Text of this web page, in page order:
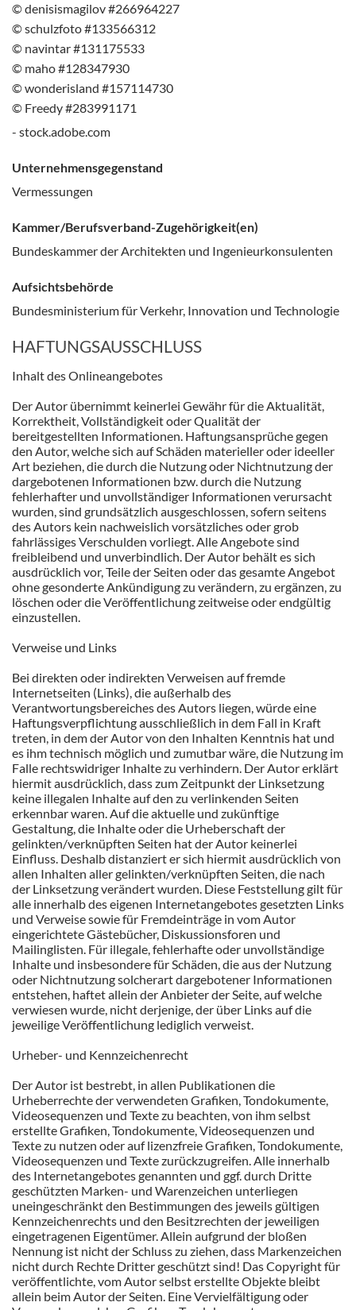
© denisismagilov #266964227
© schulzfoto #133566312
© navintar #131175533
© maho #128347930
© wonderisland #157114730
© Freedy #283991171
- stock.adobe.com
Unternehmensgegenstand
Vermessungen
Kammer/Berufsverband-Zugehörigkeit(en)
Bundeskammer der Architekten und Ingenieurkonsulenten
Aufsichtsbehörde
Bundesministerium für Verkehr, Innovation und Technologie
HAFTUNGSAUSSCHLUSS
Inhalt des Onlineangebotes
Der Autor übernimmt keinerlei Gewähr für die Aktualität,
Korrektheit, Vollständigkeit oder Qualität der
bereitgestellten Informationen. Haftungsansprüche gegen
den Autor, welche sich auf Schäden materieller oder ideeller
Art beziehen, die durch die Nutzung oder Nichtnutzung der
dargebotenen Informationen bzw. durch die Nutzung
fehlerhafter und unvollständiger Informationen verursacht
wurden, sind grundsätzlich ausgeschlossen, sofern seitens
des Autors kein nachweislich vorsätzliches oder grob
fahrlässiges Verschulden vorliegt. Alle Angebote sind
freibleibend und unverbindlich. Der Autor behält es sich
ausdrücklich vor, Teile der Seiten oder das gesamte Angebot
ohne gesonderte Ankündigung zu verändern, zu ergänzen, zu
löschen oder die Veröffentlichung zeitweise oder endgültig
einzustellen.
Verweise und Links
Bei direkten oder indirekten Verweisen auf fremde
Internetseiten (Links), die außerhalb des
Verantwortungsbereiches des Autors liegen, würde eine
Haftungsverpflichtung ausschließlich in dem Fall in Kraft
treten, in dem der Autor von den Inhalten Kenntnis hat und
es ihm technisch möglich und zumutbar wäre, die Nutzung im
Falle rechtswidriger Inhalte zu verhindern. Der Autor erklärt
hiermit ausdrücklich, dass zum Zeitpunkt der Linksetzung
keine illegalen Inhalte auf den zu verlinkenden Seiten
erkennbar waren. Auf die aktuelle und zukünftige
Gestaltung, die Inhalte oder die Urheberschaft der
gelinkten/verknüpften Seiten hat der Autor keinerlei
Einfluss. Deshalb distanziert er sich hiermit ausdrücklich von
allen Inhalten aller gelinkten/verknüpften Seiten, die nach
der Linksetzung verändert wurden. Diese Feststellung gilt für
alle innerhalb des eigenen Internetangebotes gesetzten Links
und Verweise sowie für Fremdeinträge in vom Autor
eingerichtete Gästebücher, Diskussionsforen und
Mailinglisten. Für illegale, fehlerhafte oder unvollständige
Inhalte und insbesondere für Schäden, die aus der Nutzung
oder Nichtnutzung solcherart dargebotener Informationen
entstehen, haftet allein der Anbieter der Seite, auf welche
verwiesen wurde, nicht derjenige, der über Links auf die
jeweilige Veröffentlichung lediglich verweist.
Urheber- und Kennzeichenrecht
Der Autor ist bestrebt, in allen Publikationen die
Urheberrechte der verwendeten Grafiken, Tondokumente,
Videosequenzen und Texte zu beachten, von ihm selbst
erstellte Grafiken, Tondokumente, Videosequenzen und
Texte zu nutzen oder auf lizenzfreie Grafiken, Tondokumente,
Videosequenzen und Texte zurückzugreifen. Alle innerhalb
des Internetangebotes genannten und ggf. durch Dritte
geschützten Marken- und Warenzeichen unterliegen
uneingeschränkt den Bestimmungen des jeweils gültigen
Kennzeichenrechts und den Besitzrechten der jeweiligen
eingetragenen Eigentümer. Allein aufgrund der bloßen
Nennung ist nicht der Schluss zu ziehen, dass Markenzeichen
nicht durch Rechte Dritter geschützt sind! Das Copyright für
veröffentlichte, vom Autor selbst erstellte Objekte bleibt
allein beim Autor der Seiten. Eine Vervielfältigung oder